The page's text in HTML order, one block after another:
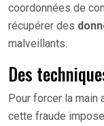
coordonnées de
récupérer des
malveillants.
Des
Pour forcer la main
cette fraude